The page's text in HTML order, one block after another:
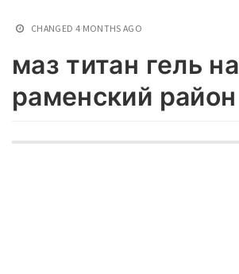
CHANGED 4 MONTHS AGO
маз титан гель на
раменский район